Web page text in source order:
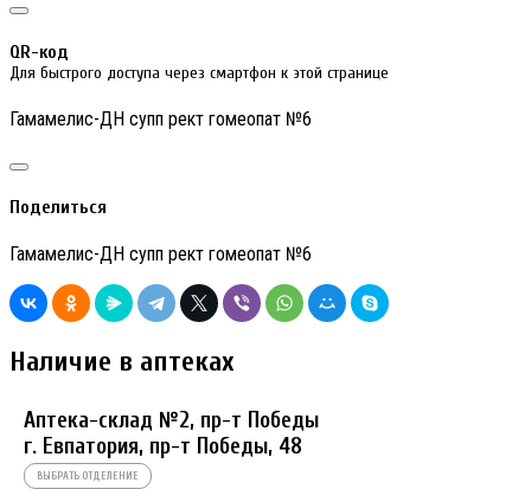
QR-код
Для быстрого доступа через смартфон к этой странице
Гамамелис-ДН супп рект гомеопат №6
Поделиться
Гамамелис-ДН супп рект гомеопат №6
Наличие в аптеках
Аптека-склад №2, пр-т Победы
г. Евпатория, пр-т Победы, 48
ВЫБРАТЬ ОТДЕЛЕНИЕ